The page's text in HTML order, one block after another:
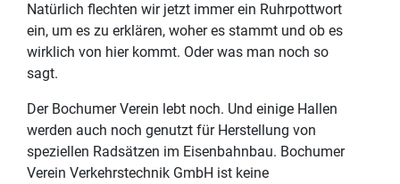
Natürlich flechten wir jetzt immer ein Ruhrpottwort
ein, um es zu erklären, woher es stammt und ob es
wirklich von hier kommt. Oder was man noch so
sagt.
Der Bochumer Verein lebt noch. Und einige Hallen
werden auch noch genutzt für Herstellung von
speziellen Radsätzen im Eisenbahnbau. Bochumer
Verein Verkehrstechnik GmbH ist keine